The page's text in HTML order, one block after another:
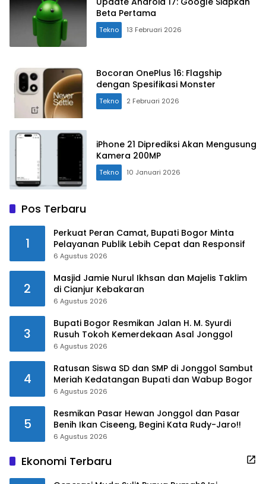
Beta Pertama
Tekno 13 Februari 2026
Bocoran OnePlus 16: Flagship
dengan Spesifikasi Monster
Tekno 2 Februari 2026
iPhone 21 Diprediksi Akan Mengusung
Kamera 200MP
Tekno 10 Januari 2026
Pos Terbaru
1
Perkuat Peran Camat, Bupati Bogor Minta
Pelayanan Publik Lebih Cepat dan Responsif
6 Agustus 2026
2
Masjid Jamie Nurul Ikhsan dan Majelis Taklim
di Cianjur Kebakaran
6 Agustus 2026
3
Bupati Bogor Resmikan Jalan H. M. Syurdi
Rusuh Tokoh Kemerdekaan Asal Jonggol
6 Agustus 2026
4
Ratusan Siswa SD dan SMP di Jonggol Sambut
Meriah Kedatangan Bupati dan Wabup Bogor
6 Agustus 2026
5
Resmikan Pasar Hewan Jonggol dan Pasar
Benih Ikan Ciseeng, Begini Kata Rudy-Jaro!!
6 Agustus 2026
Ekonomi Terbaru